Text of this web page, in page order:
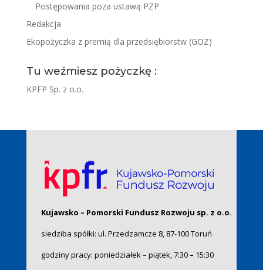
Postępowania poza ustawą PZP
Redakcja
Ekopożyczka z premią dla przedsiębiorstw (GOZ)
Tu weźmiesz pożyczkę :
KPFP Sp. z o.o.
Kujawsko – Pomorski Fundusz Rozwoju sp. z o.o.
siedziba spółki: ul. Przedzamcze 8, 87-100 Toruń
godziny pracy: poniedziałek – piątek, 7:30– 15:30